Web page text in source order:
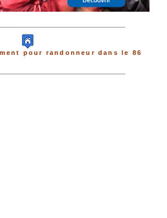
pour randonneur dans le 86